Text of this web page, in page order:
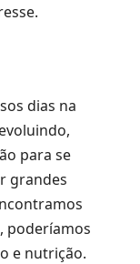
dias na
para se
grandes
poderíamos
e nutrição.